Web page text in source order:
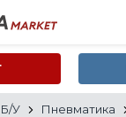
У Пневматика